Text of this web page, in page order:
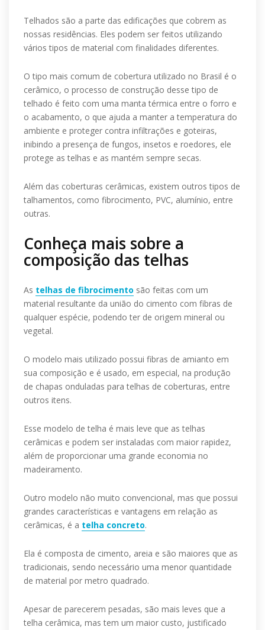
Telhados são a parte das edificações que cobrem as
nossas residências. Eles podem ser feitos utilizando
vários tipos de material com finalidades diferentes.
O tipo mais comum de cobertura utilizado no Brasil é o
cerâmico, o processo de construção desse tipo de
telhado é feito com uma manta térmica entre o forro e
o acabamento, o que ajuda a manter a temperatura do
ambiente e proteger contra infiltrações e goteiras,
inibindo a presença de fungos, insetos e roedores, ele
protege as telhas e as mantém sempre secas.
Além das coberturas cerâmicas, existem outros tipos de
talhamentos, como fibrocimento, PVC, alumínio, entre
outras.
Conheça mais sobre a
composição das telhas
As telhas de fibrocimento são feitas com um
material resultante da união do cimento com fibras de
qualquer espécie, podendo ter de origem mineral ou
vegetal.
O modelo mais utilizado possui fibras de amianto em
sua composição e é usado, em especial, na produção
de chapas onduladas para telhas de coberturas, entre
outros itens.
Esse modelo de telha é mais leve que as telhas
cerâmicas e podem ser instaladas com maior rapidez,
além de proporcionar uma grande economia no
madeiramento.
Outro modelo não muito convencional, mas que possui
grandes características e vantagens em relação as
cerâmicas, é a telha concreto.
Ela é composta de cimento, areia e são maiores que as
tradicionais, sendo necessário uma menor quantidade
de material por metro quadrado.
Apesar de parecerem pesadas, são mais leves que a
telha cerâmica, mas tem um maior custo, justificado